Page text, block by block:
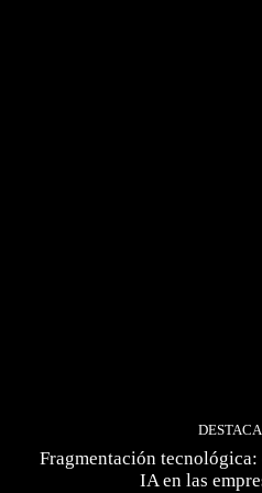
Fragmentación
IA en las